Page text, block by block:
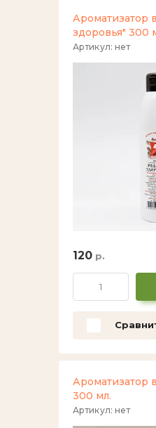
Ароматизатор
здоровья" 300
Артикул: нет
120 р.
Ароматизатор
300 мл.
Артикул: нет